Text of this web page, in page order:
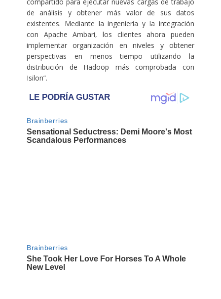
de análisis y obtener más valor de sus datos
existentes. Mediante la ingeniería y la integración
con Apache Ambari, los clientes ahora pueden
implementar organización en niveles y obtener
perspectivas en menos tiempo utilizando la
distribución de Hadoop más comprobada con
Isilon”.